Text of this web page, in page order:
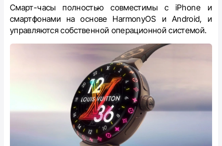
Смарт-часы полностью совместимы с iPhone и
смартфонами на основе HarmonyOS и Android, и
управляются собственной операционной системой.